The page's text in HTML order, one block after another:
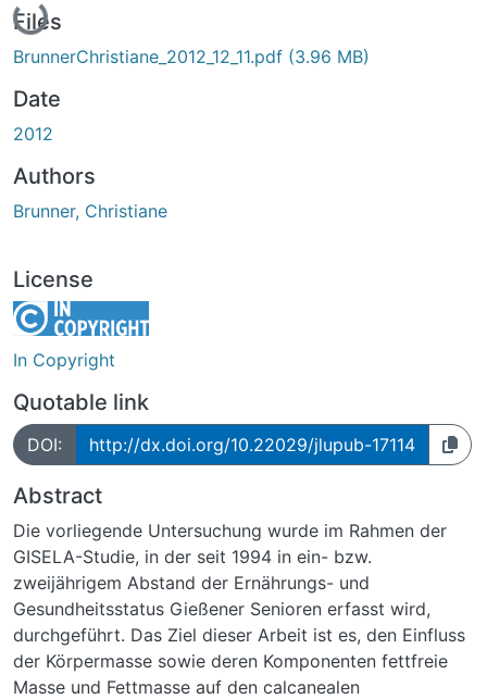
Files
BrunnerChristiane_2012_12_11.pdf (3.96 MB)
Date
2012
Authors
Brunner, Christiane
License
In Copyright
Quotable link
DOI: http://dx.doi.org/10.22029/jlupub-17114
Abstract
Die vorliegende Untersuchung wurde im Rahmen der
GISELA-Studie, in der seit 1994 in ein- bzw.
zweijährigem Abstand der Ernährungs- und
Gesundheitsstatus Gießener Senioren erfasst wird,
durchgeführt. Das Ziel dieser Arbeit ist es, den Einfluss
der Körpermasse sowie deren Komponenten fettfreie
Masse und Fettmasse auf den calcanealen